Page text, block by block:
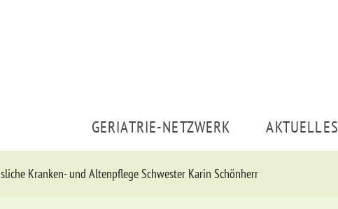
GERIATRIE-NETZWERK AKTUELLES
Kranken- und Altenpflege Schwester Karin Schönherr